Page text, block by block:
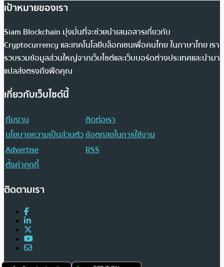
เป้าหมายของเรา
Siam Blockchain มุ่งมั่นที่จะช่วยนำเสนอสารเกี่ยวกับ
Cryptocurrency และเทคโนโลยีบล็อกเชนเพื่อคนไทย ในภาษาไทย เรา
รวบรวมข้อมูลส่วนใหญ่จากเว็บไซต์และเว็บบอร์ดต่างประเทศและนำมา
แปลส่งตรงถึงฟีดคุณ
เกี่ยวกับเว็บไซต์นี้
ทีมงาน
ติดต่อเรา
นโยบายความเป็นส่วนตัวข้อตกลงในการใช้งาน
Advertise
RSS
ตั้งค่าคุกกี้
ติดตามเรา